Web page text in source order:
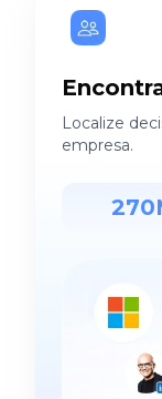
Localize
empresa.